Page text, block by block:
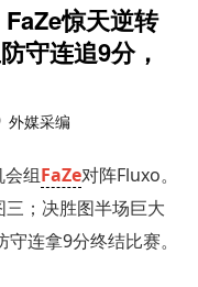
惊天逆转
守连追9分，
外媒采编
组FaZe对阵Fluxo。
；决胜图半场巨大
连拿9分终结比赛。